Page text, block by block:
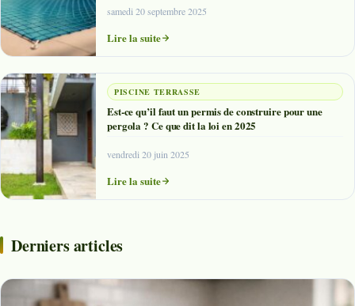
samedi 20 septembre 2025
Lire la suite
PISCINE TERRASSE
Est-ce qu’il faut un permis de construire pour une
pergola ? Ce que dit la loi en 2025
vendredi 20 juin 2025
Lire la suite
Derniers articles